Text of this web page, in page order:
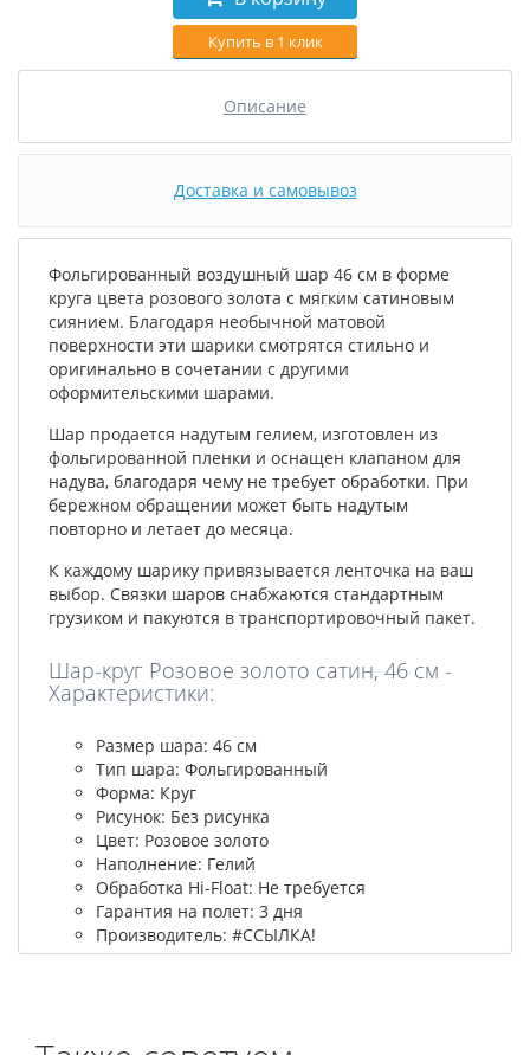
Купить в 1 клик
Описание
Доставка и самовывоз
Фольгированный воздушный шар 46 см в форме
круга цвета розового золота с мягким сатиновым
сиянием. Благодаря необычной матовой
поверхности эти шарики смотрятся стильно и
оригинально в сочетании с другими
оформительскими шарами.
Шар продается надутым гелием, изготовлен из
фольгированной пленки и оснащен клапаном для
надува, благодаря чему не требует обработки. При
бережном обращении может быть надутым
повторно и летает до месяца.
К каждому шарику привязывается ленточка на ваш
выбор. Связки шаров снабжаются стандартным
грузиком и пакуются в транспортировочный пакет.
Шар-круг Розовое золото сатин, 46 см -
Характеристики:
Размер шара: 46 см
Тип шара: Фольгированный
Форма: Круг
Рисунок: Без рисунка
Цвет: Розовое золото
Наполнение: Гелий
Обработка Hi-Float: Не требуется
Гарантия на полет: 3 дня
Производитель: #ССЫЛКА!